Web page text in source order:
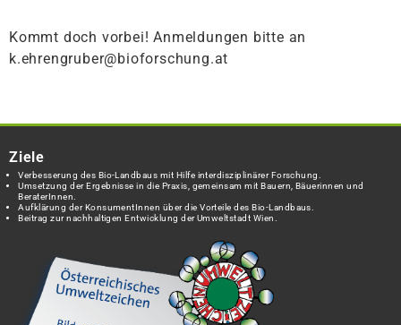
Kommt doch vorbei! Anmeldungen bitte an
k.ehrengruber@bioforschung.at
Ziele
Verbesserung des Bio-Landbaus mit Hilfe interdisziplinärer Forschung.
Umsetzung der Ergebnisse in die Praxis, gemeinsam mit Bauern, Bäuerinnen und
BeraterInnen.
Aufklärung der KonsumentInnen über die Vorteile des Bio-Landbaus.
Beitrag zur nachhaltigen Entwicklung der Umweltstadt Wien.